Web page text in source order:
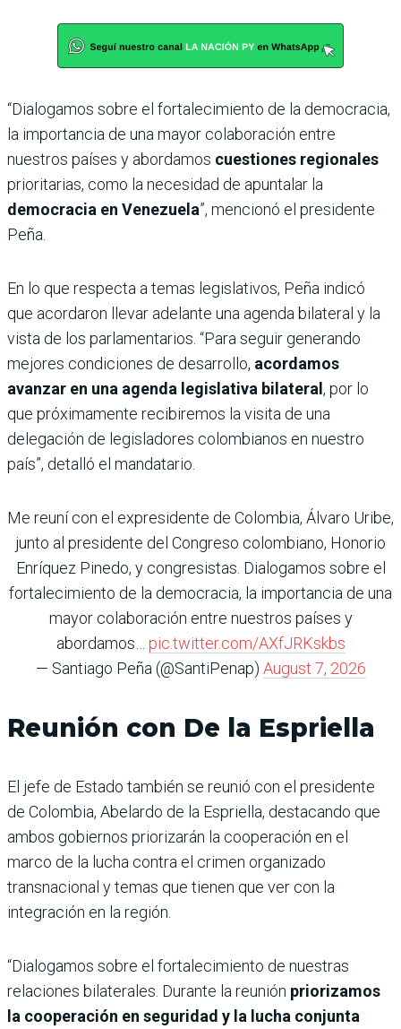
“Dialogamos sobre el fortalecimiento de la democracia,
la importancia de una mayor colaboración entre
nuestros países y abordamos cuestiones regionales
prioritarias, como la necesidad de apuntalar la
democracia en Venezuela”, mencionó el presidente
Peña.
En lo que respecta a temas legislativos, Peña indicó
que acordaron llevar adelante una agenda bilateral y la
vista de los parlamentarios. “Para seguir generando
mejores condiciones de desarrollo, acordamos
avanzar en una agenda legislativa bilateral , por lo
que próximamente recibiremos la visita de una
delegación de legisladores colombianos en nuestro
país”, detalló el mandatario.
Me reuní con el expresidente de Colombia, Álvaro Uribe,
junto al presidente del Congreso colombiano, Honorio
Enríquez Pinedo, y congresistas. Dialogamos sobre el
fortalecimiento de la democracia, la importancia de una
mayor colaboración entre nuestros países y
abordamos… pic.twitter.com/AXfJRKskbs
— Santiago Peña (@SantiPenap) August 7, 2026
Reunión con De la Espriella
El jefe de Estado también se reunió con el presidente
de Colombia, Abelardo de la Espriella, destacando que
ambos gobiernos priorizarán la cooperación en el
marco de la lucha contra el crimen organizado
transnacional y temas que tienen que ver con la
integración en la región.
“Dialogamos sobre el fortalecimiento de nuestras
relaciones bilaterales. Durante la reunión priorizamos
la cooperación en seguridad y la lucha conjunta